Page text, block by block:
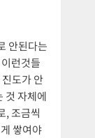
안된다는
런것들
도가 안
것 자체에
, 조금씩
쌓여야